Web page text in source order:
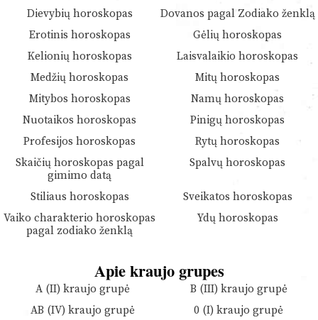
Dievybių horoskopas
Dovanos pagal Zodiako ženklą
Erotinis horoskopas
Gėlių horoskopas
Kelionių horoskopas
Laisvalaikio horoskopas
Medžių horoskopas
Mitų horoskopas
Mitybos horoskopas
Namų horoskopas
Nuotaikos horoskopas
Pinigų horoskopas
Profesijos horoskopas
Rytų horoskopas
Skaičių horoskopas pagal
gimimo datą
Spalvų horoskopas
Stiliaus horoskopas
Sveikatos horoskopas
Vaiko charakterio horoskopas
pagal zodiako ženklą
Ydų horoskopas
Apie kraujo grupes
A (II) kraujo grupė
B (III) kraujo grupė
AB (IV) kraujo grupė
0 (I) kraujo grupė